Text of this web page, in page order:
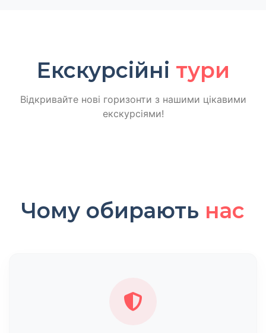
Екскурсійні тури
Відкривайте нові горизонти з нашими цікавими
екскурсіями!
Чому обирають нас